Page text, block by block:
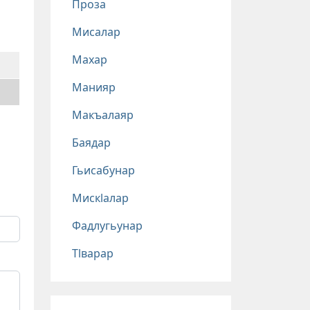
Проза
Мисалар
Махар
Манияр
Макъалаяр
Баядар
Гьисабунар
Мискlалар
Фадлугьунар
Тlварар